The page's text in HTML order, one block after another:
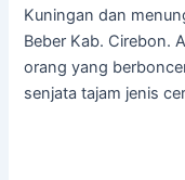
Kuningan dan
Beber Kab. Cirebon.
orang yang
senjata tajam jenis